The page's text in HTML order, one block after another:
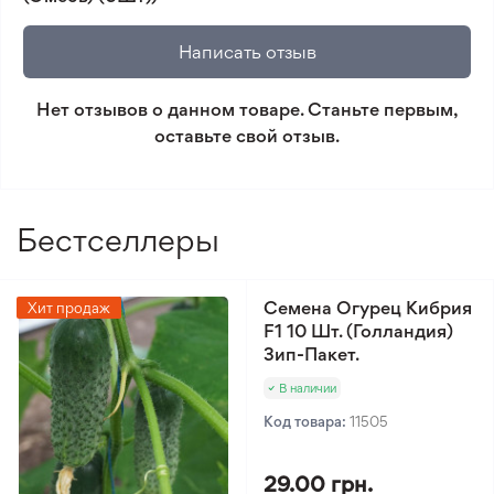
🛡️ Защита покупок. Возврат средств за товар,
который не соответствует ожиданиям. Согласно
условиям возврата.
Минимальный заказ 300 грн.
Написать отзыв
Нет отзывов о данном товаре. Станьте первым,
оставьте свой отзыв.
Бестселлеры
Хит продаж
Семена Огурец Кибрия
F1 10 Шт. (Голландия)
Зип-Пакет.
В наличии
Код товара: 11505
29.00 грн.